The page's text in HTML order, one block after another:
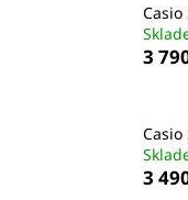
Casio
3
Casio
3